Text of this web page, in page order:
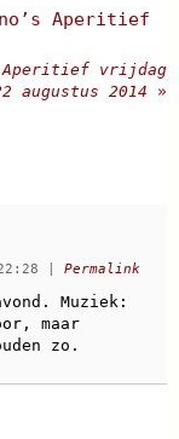
Aperitief
Aperitief vrijdag
augustus 2014 »
Permalink
Muziek:
maar
zo.